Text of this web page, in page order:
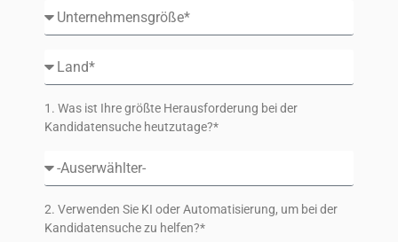
1. Was ist Ihre größte Herausforderung bei der
Kandidatensuche heutzutage?*
2. Verwenden Sie KI oder Automatisierung, um bei der
Kandidatensuche zu helfen?*